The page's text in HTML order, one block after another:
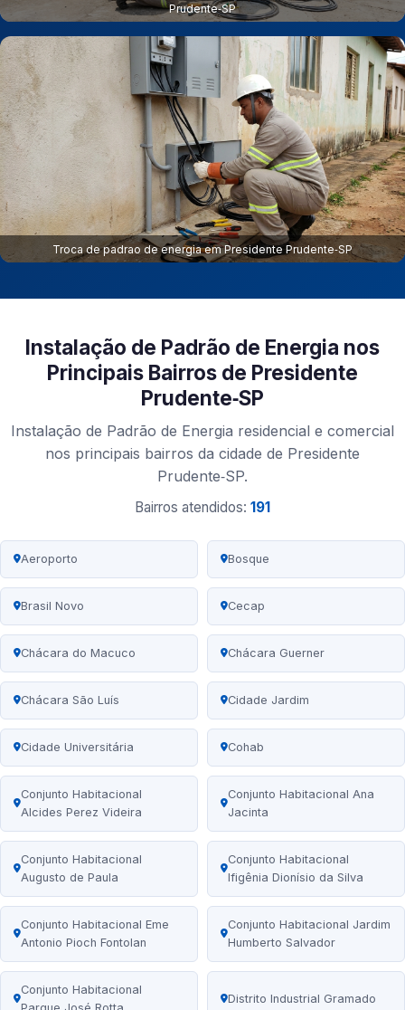
Prudente‑SP
Troca de padrao de energia em Presidente Prudente‑SP
Instalação de Padrão de Energia nos
Principais Bairros de Presidente
Prudente‑SP
Instalação de Padrão de Energia residencial e comercial
nos principais bairros da cidade de Presidente
Prudente‑SP.
Bairros atendidos: 191
Aeroporto Bosque
Brasil Novo Cecap
Chácara do Macuco Chácara Guerner
Chácara São Luís Cidade Jardim
Cidade Universitária Cohab
Conjunto Habitacional
Alcides Perez Videira
Conjunto Habitacional Ana
Jacinta
Conjunto Habitacional
Augusto de Paula
Conjunto Habitacional
Ifigênia Dionísio da Silva
Conjunto Habitacional Eme
Antonio Pioch Fontolan
Conjunto Habitacional Jardim
Humberto Salvador
Conjunto Habitacional
Distrito Industrial Gramado